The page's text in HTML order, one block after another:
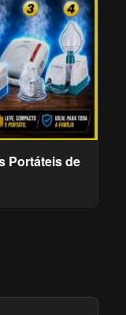
Portáteis de